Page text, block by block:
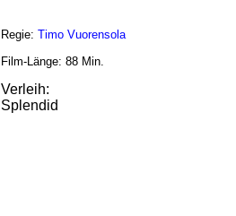
Regie: Timo Vuorensola
Film-Länge: 88 Min.
Verleih:
Splendid